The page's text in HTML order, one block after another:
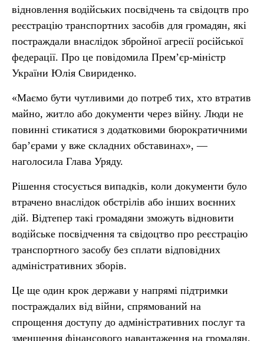
відновлення водійських посвідчень та свідоцтв про
реєстрацію транспортних засобів для громадян, які
постраждали внаслідок збройної агресії російської
федерації. Про це повідомила Прем’єр-міністр
України Юлія Свириденко.
«Маємо бути чутливими до потреб тих, хто втратив
майно, житло або документи через війну. Люди не
повинні стикатися з додатковими бюрократичними
бар’єрами у вже складних обставинах», —
наголосила Глава Уряду.
Рішення стосується випадків, коли документи було
втрачено внаслідок обстрілів або інших воєнних
дій. Відтепер такі громадяни зможуть відновити
водійське посвідчення та свідоцтво про реєстрацію
транспортного засобу без сплати відповідних
адміністративних зборів.
Це ще один крок держави у напрямі підтримки
постраждалих від війни, спрямований на
спрощення доступу до адміністративних послуг та
зменшення фінансового навантаження на громадян.